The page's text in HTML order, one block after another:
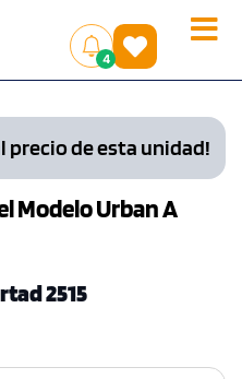
Toggle
4
()
precio de esta unidad!
Modelo Urban A
2515